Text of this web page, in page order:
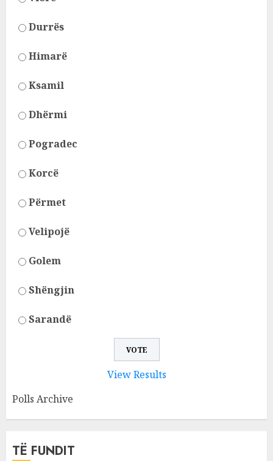
Durrës
Himarë
Ksamil
Dhërmi
Pogradec
Korcë
Përmet
Velipojë
Golem
Shëngjin
Sarandë
View Results
Polls Archive
TË FUNDIT